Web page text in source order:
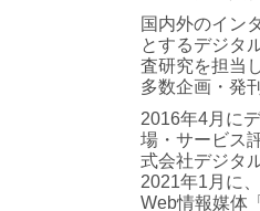
国内外のイン
とするデジタ
査研究を担当
多数企画・発刊
2016年4月に
場・サービス
式会社デジタ
2021年1月に
Web情報媒体